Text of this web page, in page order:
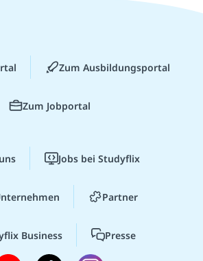
Zum Ausbildungsportal
Zum Jobportal
Jobs bei Studyflix
Partner
Business Presse